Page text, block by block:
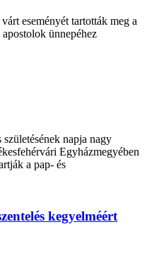
eseményét tartották meg a
ünnepéhez
napja nagy
Egyházmegyében
a pap- és
kegyelméért